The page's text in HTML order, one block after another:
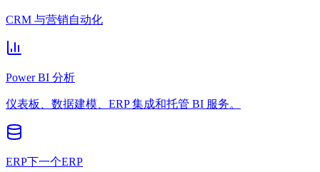
CRM 与营销自动化
Power BI 分析
仪表板、数据建模、ERP 集成和托管 BI 服务。
ERP下一个ERP